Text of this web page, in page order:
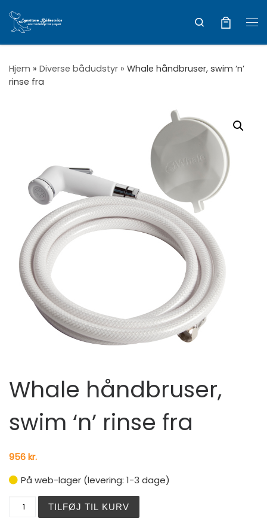
Vis hele indholdet
Search
Hjem » Diverse bådudstyr » Whale håndbruser, swim ‘n’
rinse fra
Whale håndbruser,
swim ‘n’ rinse fra
956kr.
På web-lager (levering: 1-3 dage)
TILFØJ TIL KURV